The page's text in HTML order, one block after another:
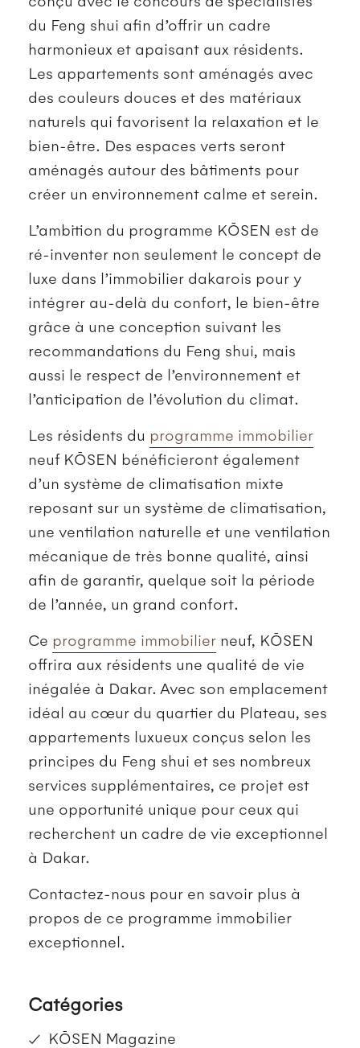
du Feng shui afin d’offrir un cadre
harmonieux et apaisant aux résidents.
Les appartements sont aménagés avec
des couleurs douces et des matériaux
naturels qui favorisent la relaxation et le
bien-être. Des espaces verts seront
aménagés autour des bâtiments pour
créer un environnement calme et serein.
L’ambition du programme KŌSEN est de
ré-inventer non seulement le concept de
luxe dans l’immobilier dakarois pour y
intégrer au-delà du confort, le bien-être
grâce à une conception suivant les
recommandations du Feng shui, mais
aussi le respect de l’environnement et
l’anticipation de l’évolution du climat.
Les résidents du programme immobilier
neuf KŌSEN bénéficieront également
d’un système de climatisation mixte
reposant sur un système de climatisation,
une ventilation naturelle et une ventilation
mécanique de très bonne qualité, ainsi
afin de garantir, quelque soit la période
de l’année, un grand confort.
Ce programme immobilier neuf, KŌSEN
offrira aux résidents une qualité de vie
inégalée à Dakar. Avec son emplacement
idéal au cœur du quartier du Plateau, ses
appartements luxueux conçus selon les
principes du Feng shui et ses nombreux
services supplémentaires, ce projet est
une opportunité unique pour ceux qui
recherchent un cadre de vie exceptionnel
à Dakar.
Contactez-nous pour en savoir plus à
propos de ce programme immobilier
exceptionnel.
Catégories
KŌSEN Magazine